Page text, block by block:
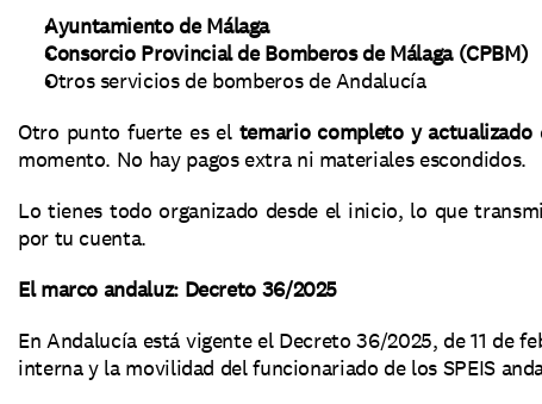
Ayuntamiento de Málaga
Consorcio Provincial de Bomberos de Málaga (CPBM)
Otros servicios de bomberos de Andalucía
Otro punto fuerte es el temario completo y actualizado
momento. No hay pagos extra ni materiales escondidos.
Lo tienes todo organizado desde el inicio, lo que
por tu cuenta.
El marco andaluz: Decreto 36/2025
En Andalucía está vigente el Decreto 36/2025, de 11 de
interna y la movilidad del funcionariado de los SPEIS